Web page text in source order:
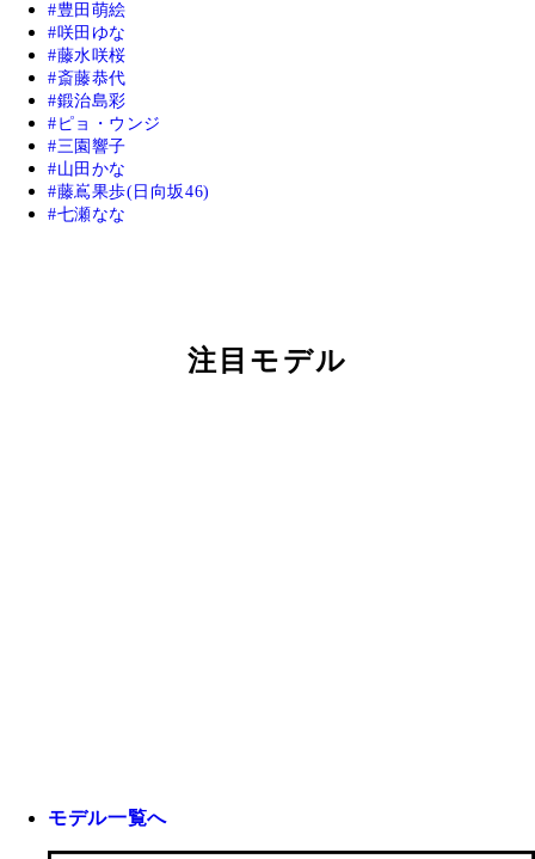
豊田萌絵
咲田ゆな
藤水咲桜
斎藤恭代
鍛治島彩
ピョ・ウンジ
三園響子
山田かな
藤嶌果歩(日向坂46)
七瀬なな
注目モデル
モデル一覧へ